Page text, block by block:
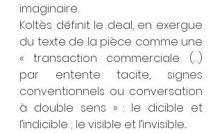
imaginaire.
Koltès définit le deal, en exergue
du texte de la pièce comme une
« transaction commerciale (…)
par entente tacite, signes
conventionnels ou conversation
à double sens » : le dicible et
l’indicible ; le visible et l’invisible...